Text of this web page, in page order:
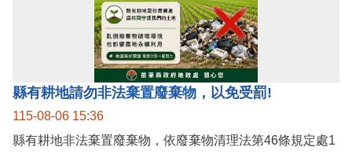
縣有耕地請勿非法棄置廢棄物，以免受罰!
115-08-06 15:36
縣有耕地非法棄置廢棄物，依廢棄物清理法第46條規定處1